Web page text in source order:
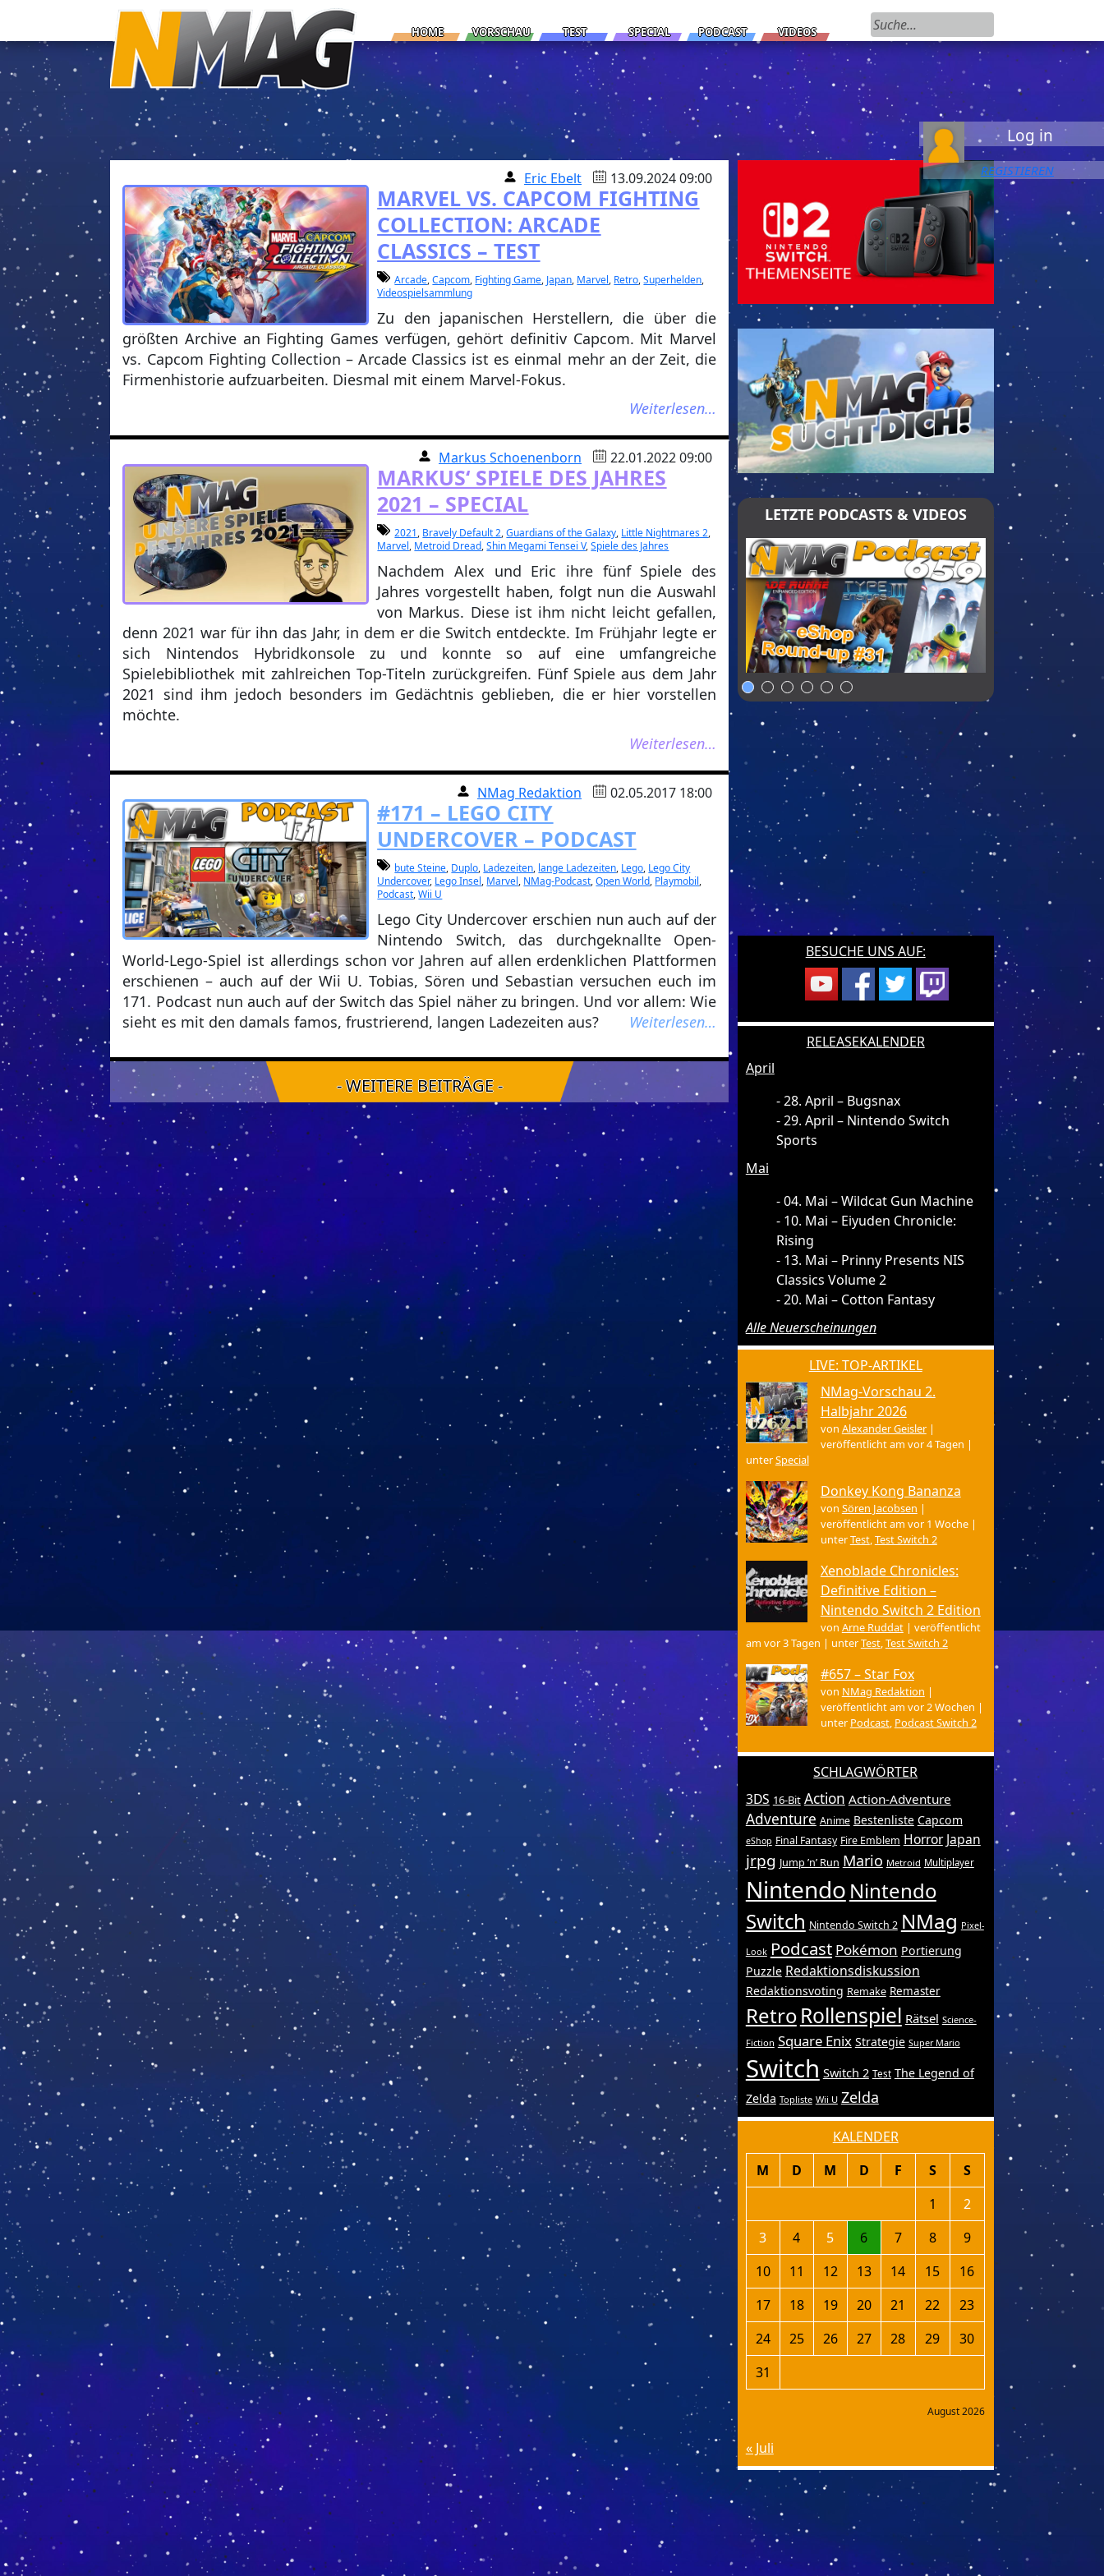
HOME VORSCHAU TEST SPECIAL PODCAST VIDEOS
Suchen nach:
Log in
REGISTIEREN
Eric Ebelt 13.09.2024 09:00
MARVEL VS. CAPCOM FIGHTING
COLLECTION: ARCADE
CLASSICS – TEST
Arcade,Capcom, Fighting Game, Japan, Marvel, Retro,Superhelden,
Videospielsammlung
Zu den japanischen Herstellern, die über die
größten Archive an Fighting Games verfügen, gehört definitiv Capcom. Mit Marvel
vs. Capcom Fighting Collection – Arcade Classics ist es einmal mehr an der Zeit, die
Firmenhistorie aufzuarbeiten. Diesmal mit einem Marvel-Fokus.
Weiterlesen…
Markus Schoenenborn 22.01.2022 09:00
MARKUS‘ SPIELE DES JAHRES
2021 – SPECIAL
2021, Bravely Default 2,Guardians of the Galaxy, Little Nightmares 2,
Marvel, Metroid Dread,Shin Megami Tensei V,Spiele des Jahres
Nachdem Alex und Eric ihre fünf Spiele des
Jahres vorgestellt haben, folgt nun die Auswahl
von Markus. Diese ist ihm nicht leicht gefallen,
denn 2021 war für ihn das Jahr, in dem er die Switch entdeckte. Im Frühjahr legte er
sich Nintendos Hybridkonsole zu und konnte so auf eine umfangreiche
Spielebibliothek mit zahlreichen Top-Titeln zurückgreifen. Fünf Spiele aus dem Jahr
2021 sind ihm jedoch besonders im Gedächtnis geblieben, die er hier vorstellen
möchte.
Weiterlesen…
NMag Redaktion 02.05.2017 18:00
#171 – LEGO CITY
UNDERCOVER – PODCAST
bute Steine, Duplo, Ladezeiten, lange Ladezeiten, Lego, Lego City
Undercover, Lego Insel, Marvel, NMag-Podcast,Open World, Playmobil,
Podcast,Wii U
Lego City Undercover erschien nun auch auf der
Nintendo Switch, das durchgeknallte Open-
World-Lego-Spiel ist allerdings schon vor Jahren auf allen erdenklichen Plattformen
erschienen – auch auf der Wii U. Tobias, Sören und Sebastian versuchen euch im
171. Podcast nun auch auf der Switch das Spiel näher zu bringen. Und vor allem: Wie
sieht es mit den damals famos, frustrierend, langen Ladezeiten aus?
Weiterlesen…
- WEITERE BEITRÄGE -
LETZTE PODCASTS & VIDEOS
BESUCHE UNS AUF:
RELEASEKALENDER
April
28. April – Bugsnax
29. April – Nintendo Switch
Sports
Mai
04. Mai – Wildcat Gun Machine
10. Mai – Eiyuden Chronicle:
Rising
13. Mai – Prinny Presents NIS
Classics Volume 2
20. Mai – Cotton Fantasy
Alle Neuerscheinungen
LIVE: TOP-ARTIKEL
NMag-Vorschau 2.
Halbjahr 2026
von Alexander Geisler|
veröffentlicht am vor 4 Tagen |
unterSpecial
Donkey Kong Bananza
von Sören Jacobsen |
veröffentlicht am vor 1 Woche|
unterTest,Test Switch 2
Xenoblade Chronicles:
Definitive Edition –
Nintendo Switch 2 Edition
von Arne Ruddat| veröffentlicht
am vor 3 Tagen | unterTest,Test Switch 2
#657 – Star Fox
von NMag Redaktion |
veröffentlicht am vor 2 Wochen |
unter Podcast, Podcast Switch 2
SCHLAGWÖRTER
3DS 16-Bit Action Action-Adventure
Adventure Anime Bestenliste Capcom
eShop Final Fantasy Fire Emblem Horror Japan
jrpg Jump ’n’ Run Mario Metroid Multiplayer
Nintendo Nintendo
Switch Nintendo Switch 2 NMag Pixel-
Look Podcast Pokémon Portierung
Puzzle Redaktionsdiskussion
Redaktionsvoting Remake Remaster
RetroRollenspiel Rätsel Science-
Fiction Square Enix Strategie Super Mario
Switch Switch 2 Test The Legend of
Zelda Topliste Wii U Zelda
KALENDER
August 2026
M D M D F S
S
1
2
3
4 5 6 7 8
9
10
11 12 13 14 15
16
17
18 19 20 21 22
23
24
25 26 27 28 29
30
31
« Juli